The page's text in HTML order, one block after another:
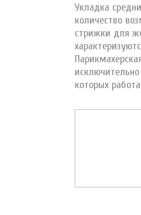
Укладка
количество
стрижки для
которых